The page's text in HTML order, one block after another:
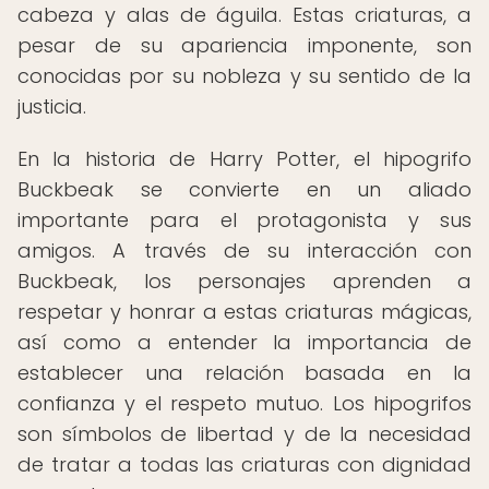
cabeza y alas de águila. Estas criaturas, a
pesar de su apariencia imponente, son
conocidas por su nobleza y su sentido de la
justicia.
En la historia de Harry Potter, el hipogrifo
Buckbeak se convierte en un aliado
importante para el protagonista y sus
amigos. A través de su interacción con
Buckbeak, los personajes aprenden a
respetar y honrar a estas criaturas mágicas,
así como a entender la importancia de
establecer una relación basada en la
confianza y el respeto mutuo. Los hipogrifos
son símbolos de libertad y de la necesidad
de tratar a todas las criaturas con dignidad